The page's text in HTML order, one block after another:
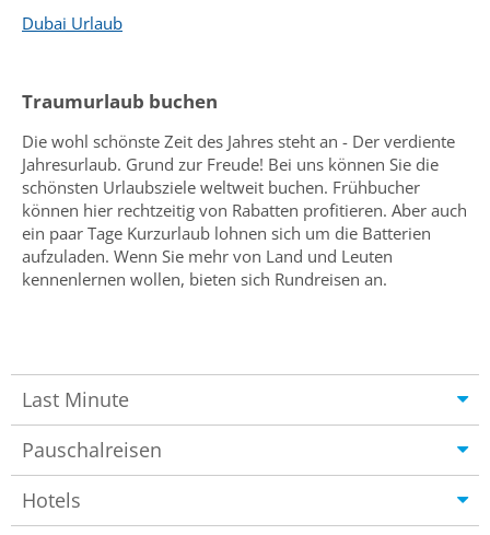
Dubai Urlaub
Traumurlaub buchen
Die wohl schönste Zeit des Jahres steht an - Der verdiente
Jahresurlaub. Grund zur Freude! Bei uns können Sie die
schönsten Urlaubsziele weltweit buchen. Frühbucher
können hier rechtzeitig von Rabatten profitieren. Aber auch
ein paar Tage Kurzurlaub lohnen sich um die Batterien
aufzuladen. Wenn Sie mehr von Land und Leuten
kennenlernen wollen, bieten sich Rundreisen an.
Last Minute
Pauschalreisen
Hotels